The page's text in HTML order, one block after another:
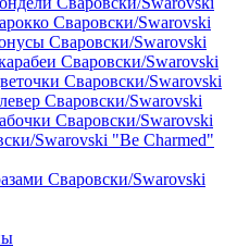
Сваровски/Swarovski
Сваровски/Swarovski
Сваровски/Swarovski
Сваровски/Swarovski
Сваровски/Swarovski
Сваровски/Swarovski
Swarovski "Be Charmed"
Сваровски/Swarovski